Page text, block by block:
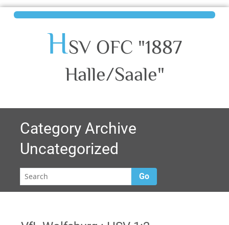
HSV OFC "1887
Halle/Saale"
Category Archive
Uncategorized
Go